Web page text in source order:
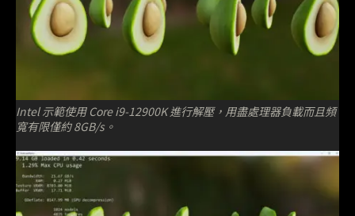
Intel 示範使用 Core i9-12900K 進行解壓，用盡處理器負載而且頻
寬有限僅約 8GB/s。